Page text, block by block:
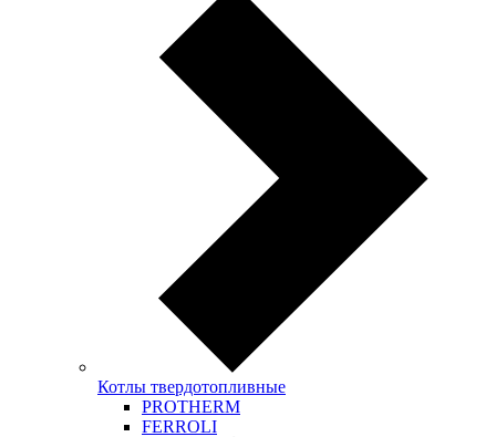
Котлы твердотопливные
PROTHERM
FERROLI